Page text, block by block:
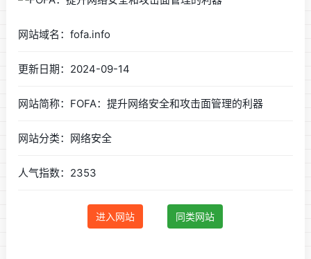
网站域名：fofa.info
更新日期：2024-09-14
网站简称：FOFA：提升网络安全和攻击面管理的利器
网站分类：网络安全
人气指数：2353
进入网站 同类网站